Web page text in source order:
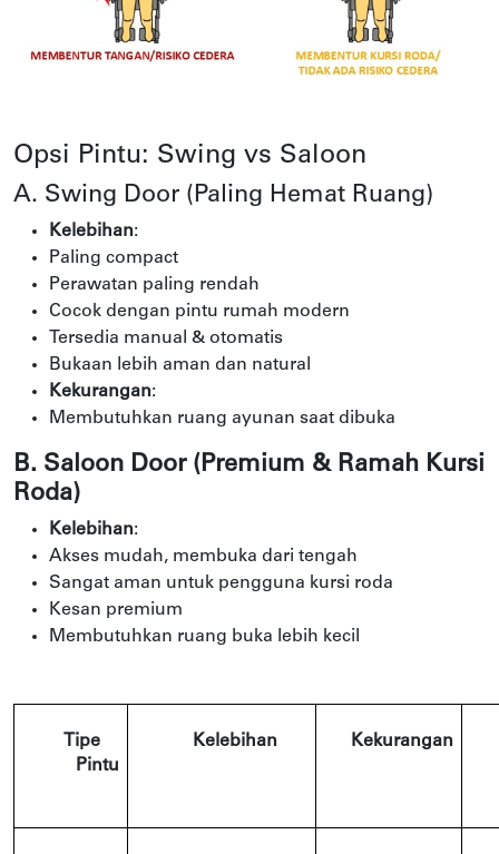
Opsi Pintu: Swing vs Saloon
A. Swing Door (Paling Hemat Ruang)
Kelebihan:
Paling compact
Perawatan paling rendah
Cocok dengan pintu rumah modern
Tersedia manual & otomatis
Bukaan lebih aman dan natural
Kekurangan:
Membutuhkan ruang ayunan saat dibuka
B. Saloon Door (Premium & Ramah Kursi
Roda)
Kelebihan:
Akses mudah, membuka dari tengah
Sangat aman untuk pengguna kursi roda
Kesan premium
Membutuhkan ruang buka lebih kecil
Tipe
Pintu
Kelebihan Kekurangan